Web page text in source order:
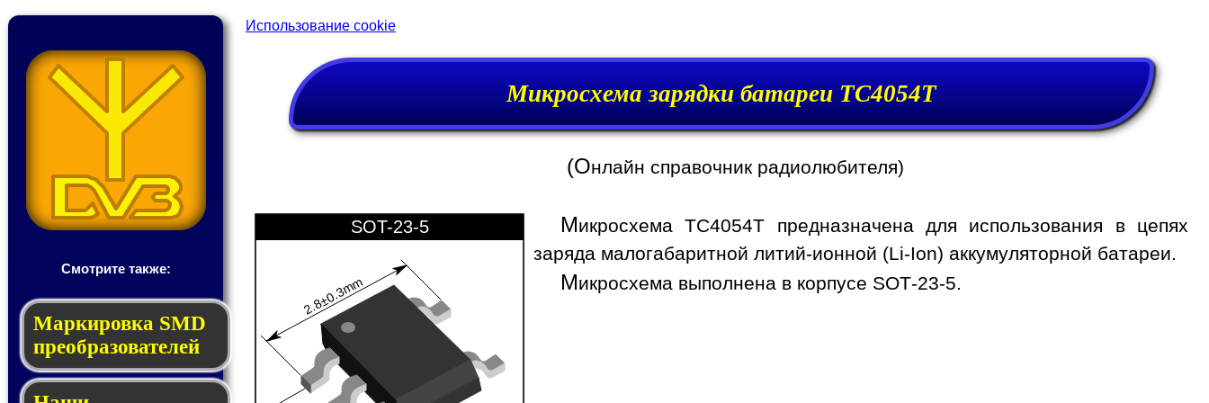
Смотрите также:
Мар­ки­ров­ка SMD
пре­об­ра­зо­ва­те­лей
Использование cookie
Микросхема зарядки батареи TC4054T
(Онлайн справочник радиолюбителя)
2.8±0.3mm
SOT-23-5 Микросхема TC4054T предназначена для использования в цепях
заряда малогабаритной литий-ионной (Li-Ion) аккумуляторной батареи.
Микросхема выполнена в корпусе SOT-23-5.